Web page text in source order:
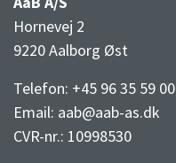
Hornevej 2
9220 Aalborg Øst
Telefon: +45 96 35 59 00
Email: aab@aab-as.dk
CVR-nr.: 10998530